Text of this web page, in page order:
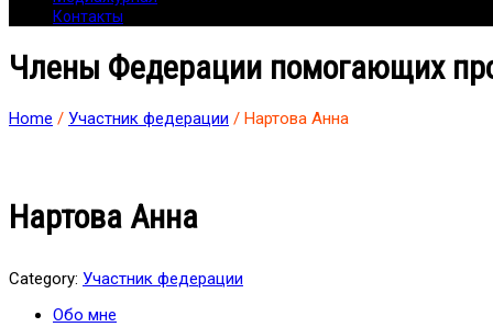
Контакты
Члены Федерации помогающих
Home / Участник федерации / Нартова Анна
Нартова Анна
Category: Участник федерации
Обо мне